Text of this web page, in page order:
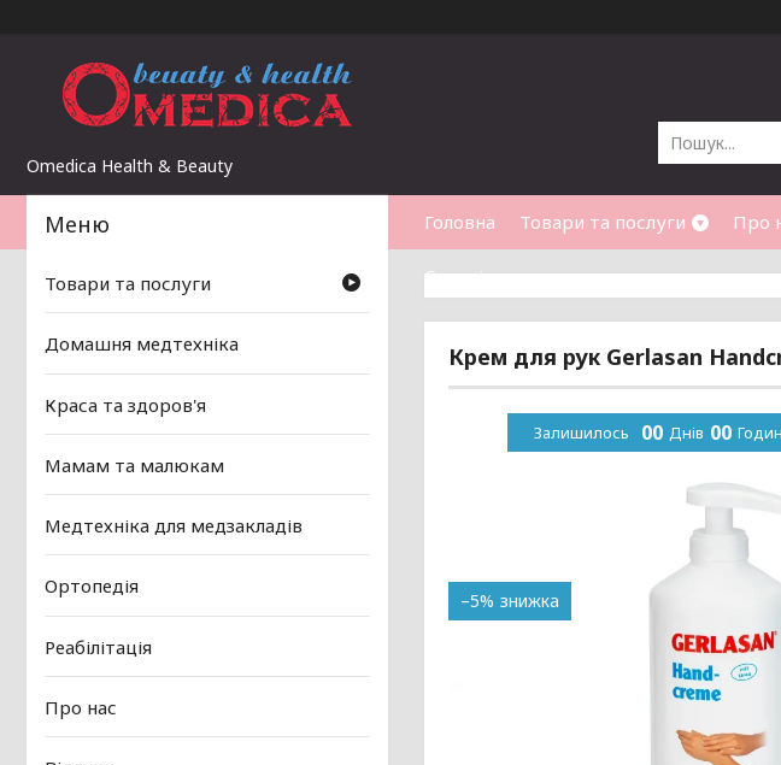
Omedica Health & Beauty
Головна Товари та послуги Про
Статті
Крем для рук Gerlasan
–5%
Залишилось 00 Днів 00 Годин
Товари та послуги
Домашня медтехніка
Краса та здоров'я
Мамам та малюкам
Медтехніка для медзакладів
Ортопедія
Реабілітація
Про нас